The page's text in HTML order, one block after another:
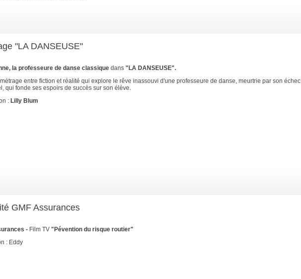
"LA DANSEUSE"
la professeure de danse classique dans "LA DANSEUSE".
entre fiction et réalité qui explore le rêve inassouvi d'une professeure de danse, meurtrie par son échec
qui fonde ses espoirs de succès sur son élève.
: Lilly Blum
GMF Assurances
- Film TV "Pévention du risque routier"
: Eddy